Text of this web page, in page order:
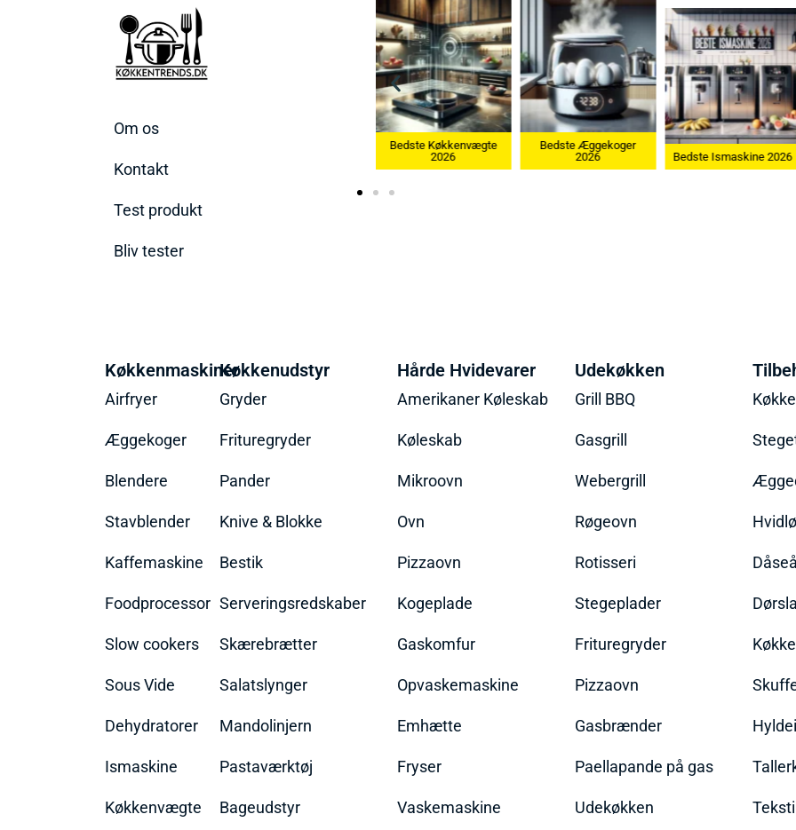
Om os
Kontakt
Test produkt
Bliv tester
Bedste Køkkenvægte
2026
Bedste Æggekoger
2026
Bedste Ismaskine 2026
Køkkenmaskiner
Airfryer
Æggekoger
Blendere
Stavblender
Kaffemaskine
Foodprocessor
Slow cookers
Sous Vide
Dehydratorer
Ismaskine
Køkkenvægte
Køkkenudstyr
Gryder
Frituregryder
Pander
Knive & Blokke
Bestik
Serveringsredskaber
Skærebrætter
Salatslynger
Mandolinjern
Pastaværktøj
Bageudstyr
Hårde Hvidevarer
Amerikaner Køleskab
Køleskab
Mikroovn
Ovn
Pizzaovn
Kogeplade
Gaskomfur
Opvaskemaskine
Emhætte
Fryser
Vaskemaskine
Udekøkken
Grill BBQ
Gasgrill
Webergrill
Røgeovn
Rotisseri
Stegeplader
Frituregryder
Pizzaovn
Gasbrænder
Paellapande på gas
Udekøkken